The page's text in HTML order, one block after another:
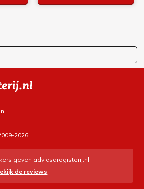
2026
geven adviesdrogisterij.nl
de reviews